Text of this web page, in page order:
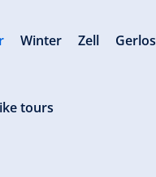
tours
Winter Zell Gerlos